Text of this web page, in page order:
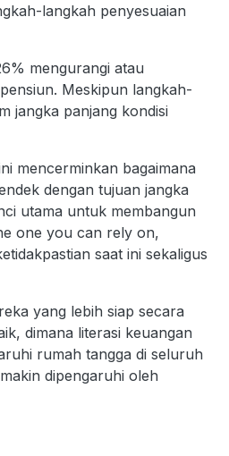
langkah penyesuaian
mengurangi atau
Meskipun langkah-
jangka panjang kondisi
mencerminkan bagaimana
dengan tujuan jangka
utama untuk membangun
one you can rely on,
saat ini sekaligus
yang lebih siap secara
dimana literasi keuangan
rumah tangga di seluruh
dipengaruhi oleh